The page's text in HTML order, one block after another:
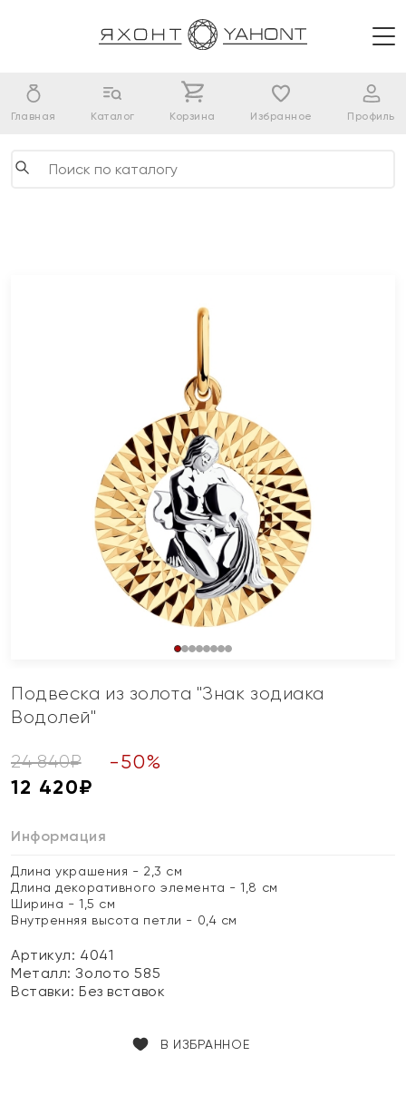
Главная Каталог Корзина Избранное Профиль
Подвеска из золота "Знак зодиака
Водолей"
24 840₽ -50%
12 420₽
Информация
Длина украшения - 2,3 см
Длина декоративного элемента - 1,8 см
Ширина - 1,5 см
Внутренняя высота петли - 0,4 см
Артикул: 4041
Металл:Золото 585
Вставки:Без вставок
В ИЗБРАННОЕ